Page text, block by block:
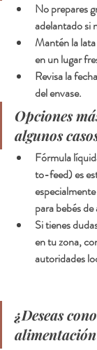
No prepares
adelantado si
Mantén la
en un lugar
Revisa la
del envase.
Opciones
algunos
Fórmula
to-feed) es
para bebés
Si tienes
en tu zona,
autoridades
¿Deseas